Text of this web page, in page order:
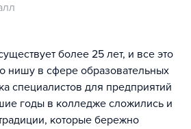
более 25 лет, и все это
нишу в сфере образовательных
специалистов для предприятий
годы в колледже сложились и
которые бережно